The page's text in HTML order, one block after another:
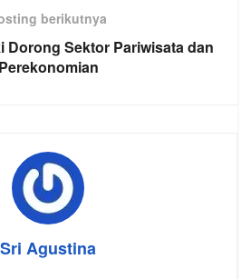
berikutnya
Dorong Sektor Pariwisata dan
Perekonomian
Sri Agustina